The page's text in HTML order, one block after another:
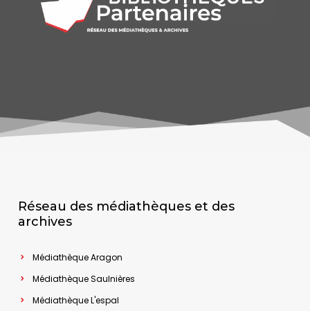
Réseau des médiathèques et des
archives
Médiathèque Aragon
Médiathèque Saulnières
Médiathèque L'espal